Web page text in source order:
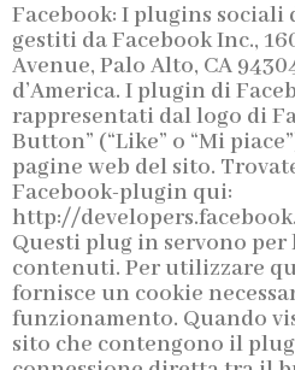
Facebook: I plugins sociali
gestiti da Facebook Inc.,
Avenue, Palo Alto, CA
d’America. I plugin di
rappresentati dal logo di
Button” (“Like” o “Mi
pagine web del sito.
Facebook-plugin qui:
http://
Questi plug in servono
contenuti. Per utilizzare
fornisce un cookie
funzionamento. Quando
sito che contengono il